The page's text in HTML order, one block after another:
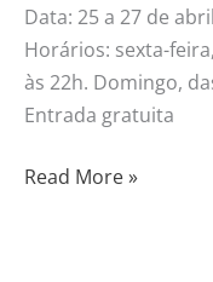
Data: 25 a 27 de
Horários: sexta-
às 22h. Domingo,
Entrada gratuita
Read More »